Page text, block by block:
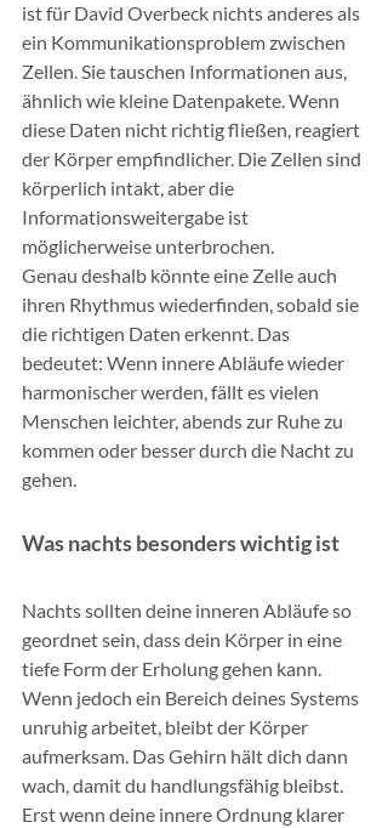
ist für David Overbeck nichts anderes als
ein Kommunikationsproblem zwischen
Zellen. Sie tauschen Informationen aus,
ähnlich wie kleine Datenpakete. Wenn
diese Daten nicht richtig fließen, reagiert
der Körper empfindlicher. Die Zellen sind
körperlich intakt, aber die
Informationsweitergabe ist
möglicherweise unterbrochen.
Genau deshalb könnte eine Zelle auch
ihren Rhythmus wiederfinden, sobald sie
die richtigen Daten erkennt. Das
bedeutet: Wenn innere Abläufe wieder
harmonischer werden, fällt es vielen
Menschen leichter, abends zur Ruhe zu
kommen oder besser durch die Nacht zu
gehen.
Was nachts besonders wichtig ist
Nachts sollten deine inneren Abläufe so
geordnet sein, dass dein Körper in eine
tiefe Form der Erholung gehen kann.
Wenn jedoch ein Bereich deines Systems
unruhig arbeitet, bleibt der Körper
aufmerksam. Das Gehirn hält dich dann
wach, damit du handlungsfähig bleibst.
Erst wenn deine innere Ordnung klarer